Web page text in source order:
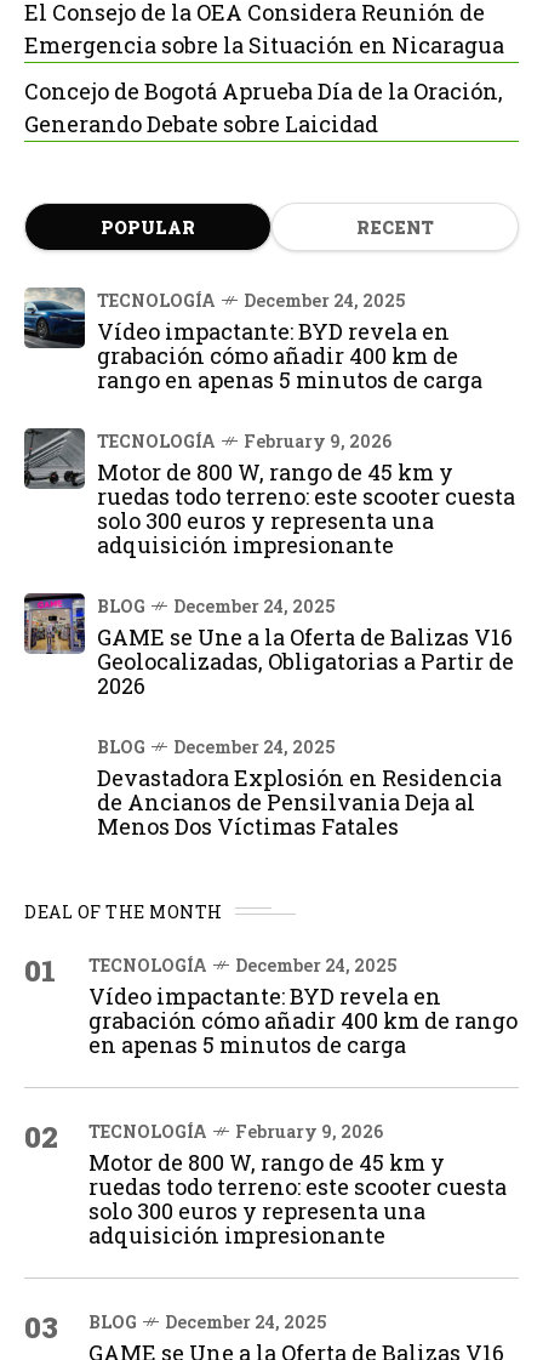
El Consejo de la OEA Considera Reunión de
Emergencia sobre la Situación en Nicaragua
Concejo de Bogotá Aprueba Día de la Oración,
Generando Debate sobre Laicidad
POPULAR RECENT
TECNOLOGÍA December 24, 2025
Vídeo impactante: BYD revela en
grabación cómo añadir 400 km de
rango en apenas 5 minutos de carga
TECNOLOGÍA February 9, 2026
Motor de 800 W, rango de 45 km y
ruedas todo terreno: este scooter cuesta
solo 300 euros y representa una
adquisición impresionante
BLOG December 24, 2025
GAME se Une a la Oferta de Balizas V16
Geolocalizadas, Obligatorias a Partir de
2026
BLOG December 24, 2025
Devastadora Explosión en Residencia
de Ancianos de Pensilvania Deja al
Menos Dos Víctimas Fatales
DEAL OF THE MONTH
01 TECNOLOGÍA December 24, 2025
Vídeo impactante: BYD revela en
grabación cómo añadir 400 km de rango
en apenas 5 minutos de carga
02 TECNOLOGÍA February 9, 2026
Motor de 800 W, rango de 45 km y
ruedas todo terreno: este scooter cuesta
solo 300 euros y representa una
adquisición impresionante
03 BLOG December 24, 2025
GAME se Une a la Oferta de Balizas V16